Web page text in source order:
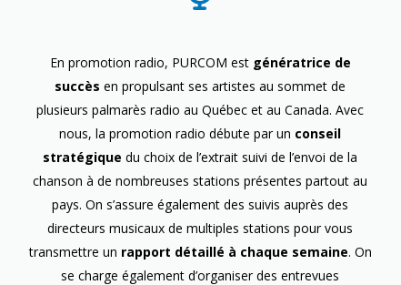
En promotion radio, PURCOM est génératrice de
succès en propulsant ses artistes au sommet de
plusieurs palmarès radio au Québec et au Canada. Avec
nous, la promotion radio débute par un conseil
stratégique du choix de l’extrait suivi de l’envoi de la
chanson à de nombreuses stations présentes partout au
pays. On s’assure également des suivis auprès des
directeurs musicaux de multiples stations pour vous
transmettre un rapport détaillé à chaque semaine. On
se charge également d’organiser des entrevues